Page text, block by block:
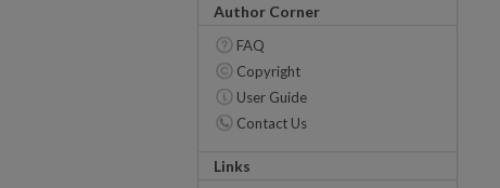
Author Corner
FAQ
Copyright
User Guide
Contact Us
Links